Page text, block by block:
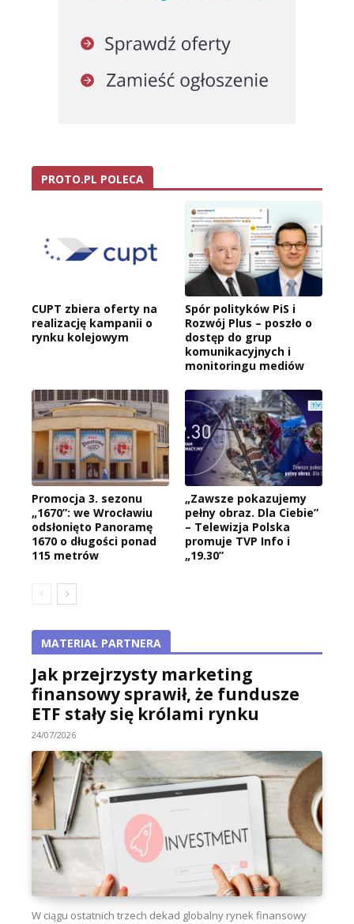
PROTO.PL POLECA
CUPT zbiera oferty na
realizację kampanii o
rynku kolejowym
Spór polityków PiS i
Rozwój Plus – poszło o
dostęp do grup
komunikacyjnych i
monitoringu mediów
Promocja 3. sezonu
„1670”: we Wrocławiu
odsłonięto Panoramę
1670 o długości ponad
115 metrów
„Zawsze pokazujemy
pełny obraz. Dla Ciebie”
– Telewizja Polska
promuje TVP Info i
„19.30”
MATERIAŁ PARTNERA
Jak przejrzysty marketing
finansowy sprawił, że fundusze
ETF stały się królami rynku
24/07/2026
W ciągu ostatnich trzech dekad globalny rynek finansowy